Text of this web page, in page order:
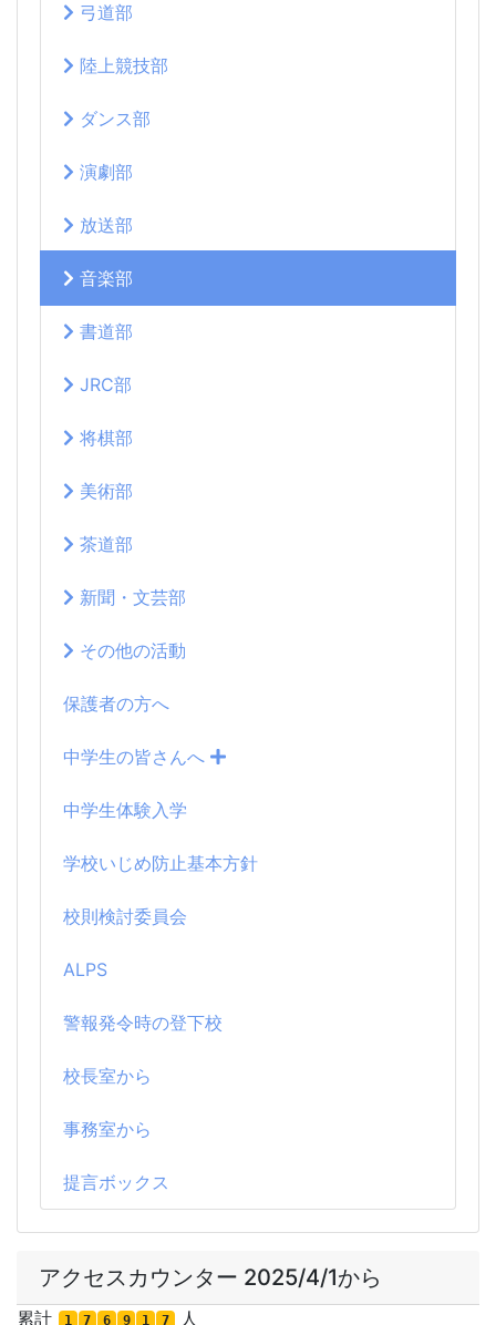
弓道部
陸上競技部
ダンス部
演劇部
放送部
音楽部
書道部
JRC部
将棋部
美術部
茶道部
新聞・文芸部
その他の活動
保護者の方へ
中学生の皆さんへ
中学生体験入学
学校いじめ防止基本方針
校則検討委員会
ALPS
警報発令時の登下校
校長室から
事務室から
提言ボックス
アクセスカウンター 2025/4/1から
累計 1 7 6 9 1 7 人